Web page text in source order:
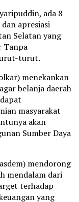
ada 8
apresiasi
Selatan yang
Tanpa
turut.
menekankan
belanja daerah
masyarakat
akan
Sumber Daya
mendorong
mendalam dari
terhadap
yang